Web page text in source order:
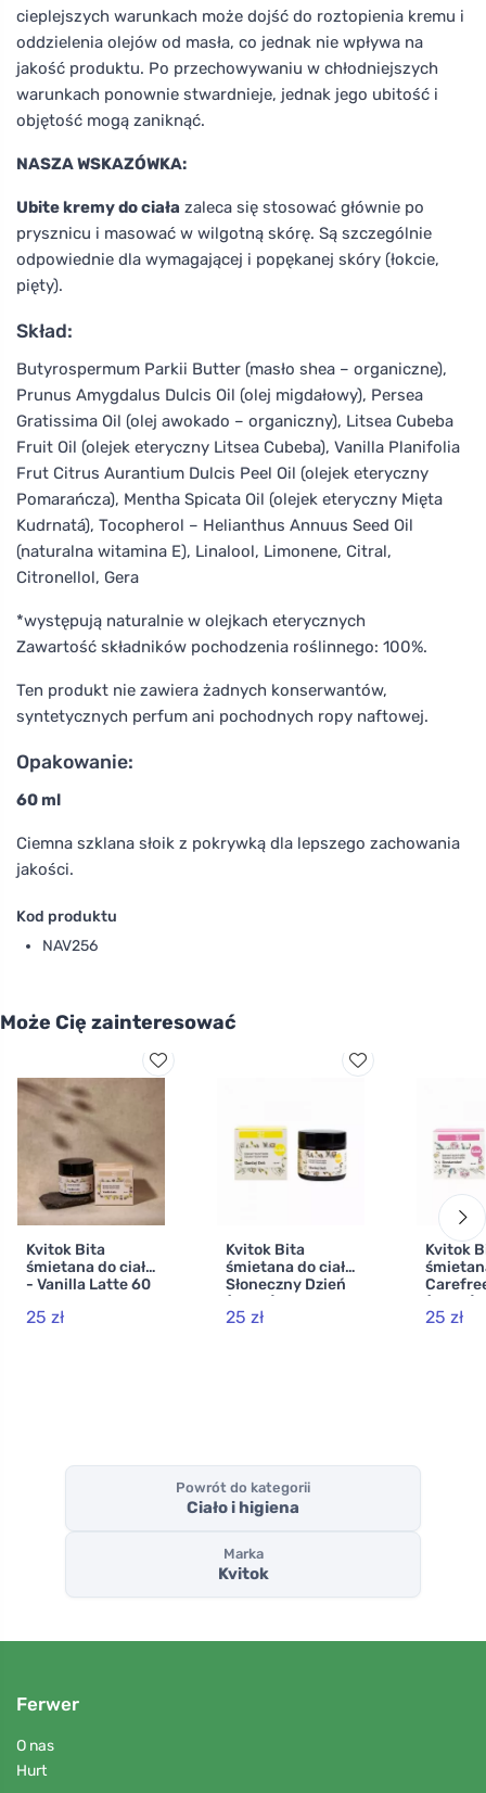
cieplejszych warunkach może dojść do roztopienia kremu i
oddzielenia olejów od masła, co jednak nie wpływa na
jakość produktu. Po przechowywaniu w chłodniejszych
warunkach ponownie stwardnieje, jednak jego ubitość i
objętość mogą zaniknąć.
NASZA WSKAZÓWKA:
Ubite kremy do ciała zaleca się stosować głównie po
prysznicu i masować w wilgotną skórę. Są szczególnie
odpowiednie dla wymagającej i popękanej skóry (łokcie,
pięty).
Skład:
Butyrospermum Parkii Butter (masło shea – organiczne),
Prunus Amygdalus Dulcis Oil (olej migdałowy), Persea
Gratissima Oil (olej awokado – organiczny), Litsea Cubeba
Fruit Oil (olejek eteryczny Litsea Cubeba), Vanilla Planifolia
Frut Citrus Aurantium Dulcis Peel Oil (olejek eteryczny
Pomarańcza), Mentha Spicata Oil (olejek eteryczny Mięta
Kudrnatá), Tocopherol – Helianthus Annuus Seed Oil
(naturalna witamina E), Linalool, Limonene, Citral,
Citronellol, Gera
*występują naturalnie w olejkach eterycznych
Zawartość składników pochodzenia roślinnego: 100%.
Ten produkt nie zawiera żadnych konserwantów,
syntetycznych perfum ani pochodnych ropy naftowej.
Opakowanie:
60 ml
Ciemna szklana słoik z pokrywką dla lepszego zachowania
jakości.
Kod produktu
NAV256
Może Cię zainteresować
Kvitok Bita
śmietana do ciała
- Vanilla Latte 60
25 zł
Kvitok Bita
śmietana do ciała
Słoneczny Dzień
(60 ml) - o
delikatnym
25 zł
Kvitok
(60 ml)
25 zł
Powrót do kategorii
Ciało i higiena
Marka
Kvitok
Ferwer
O nas
Hurt